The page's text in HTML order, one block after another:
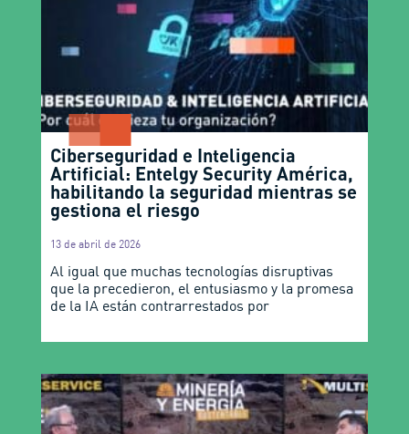
Ciberseguridad e Inteligencia
Artificial: Entelgy Security América,
habilitando la seguridad mientras se
gestiona el riesgo
13 de abril de 2026
Al igual que muchas tecnologías disruptivas
que la precedieron, el entusiasmo y la promesa
de la IA están contrarrestados por